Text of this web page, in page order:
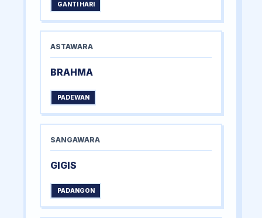
GANTI HARI
ASTAWARA
BRAHMA
PADEWAN
SANGAWARA
GIGIS
PADANGON